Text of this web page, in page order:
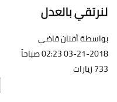
لنرتقي بالعدل
بواسطة أفنان قاضي
03-21-2018 02:23 صباحاً
733 زيارات